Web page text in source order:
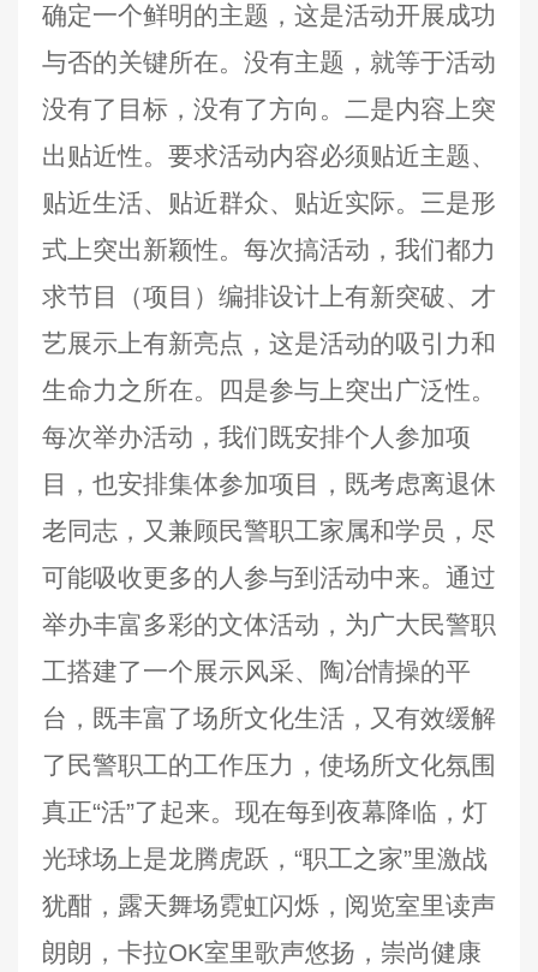
确定一个鲜明的主题，这是活动开展成功
与否的关键所在。没有主题，就等于活动
没有了目标，没有了方向。二是内容上突
出贴近性。要求活动内容必须贴近主题、
贴近生活、贴近群众、贴近实际。三是形
式上突出新颖性。每次搞活动，我们都力
求节目（项目）编排设计上有新突破、才
艺展示上有新亮点，这是活动的吸引力和
生命力之所在。四是参与上突出广泛性。
每次举办活动，我们既安排个人参加项
目，也安排集体参加项目，既考虑离退休
老同志，又兼顾民警职工家属和学员，尽
可能吸收更多的人参与到活动中来。通过
举办丰富多彩的文体活动，为广大民警职
工搭建了一个展示风采、陶冶情操的平
台，既丰富了场所文化生活，又有效缓解
了民警职工的工作压力，使场所文化氛围
真正“活”了起来。现在每到夜幕降临，灯
光球场上是龙腾虎跃，“职工之家”里激战
犹酣，露天舞场霓虹闪烁，阅览室里读声
朗朗，卡拉OK室里歌声悠扬，崇尚健康